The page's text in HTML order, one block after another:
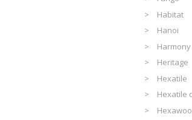
Habitat
Hanoi
Harmony
Heritage
Hexatile
Hexatile